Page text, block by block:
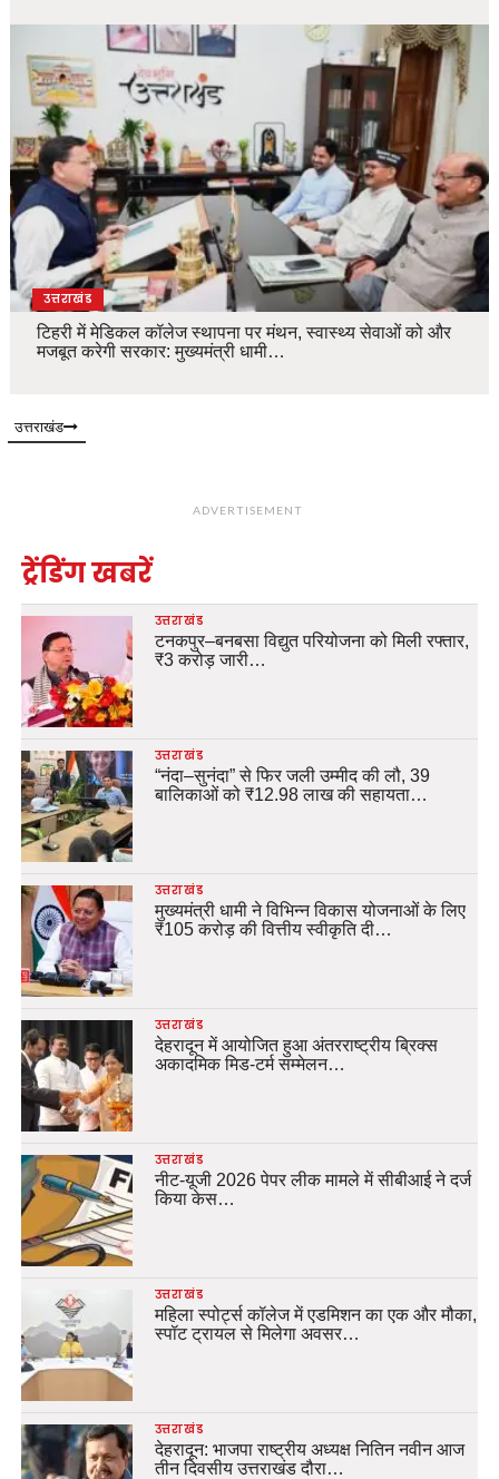
उत्तराखंड
टिहरी में मेडिकल कॉलेज स्थापना पर मंथन, स्वास्थ्य सेवाओं को और
मजबूत करेगी सरकार: मुख्यमंत्री धामी…
उत्तराखंड
ADVERTISEMENT
ट्रेंडिंग खबरें
उत्तराखंड
टनकपुर–बनबसा विद्युत परियोजना को मिली रफ्तार,
₹3 करोड़ जारी…
उत्तराखंड
“नंदा–सुनंदा” से फिर जली उम्मीद की लौ, 39
बालिकाओं को ₹12.98 लाख की सहायता…
उत्तराखंड
मुख्यमंत्री धामी ने विभिन्न विकास योजनाओं के लिए
₹105 करोड़ की वित्तीय स्वीकृति दी…
उत्तराखंड
देहरादून में आयोजित हुआ अंतरराष्ट्रीय ब्रिक्स
अकादमिक मिड-टर्म सम्मेलन…
उत्तराखंड
नीट-यूजी 2026 पेपर लीक मामले में सीबीआई ने दर्ज
किया केस…
उत्तराखंड
महिला स्पोर्ट्स कॉलेज में एडमिशन का एक और मौका,
स्पॉट ट्रायल से मिलेगा अवसर…
उत्तराखंड
देहरादून: भाजपा राष्ट्रीय अध्यक्ष नितिन नवीन आज
तीन दिवसीय उत्तराखंड दौरा…